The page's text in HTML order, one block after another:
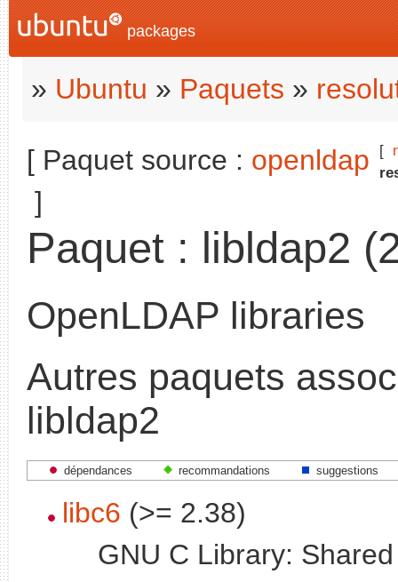
packages
» Ubuntu » Paquets »
[
[ Paquet source : openldap
]
Paquet : libldap2
OpenLDAP libraries
Autres paquets
libldap2
dépendances recommandations suggestions
libc6 (>= 2.38)
GNU C Library: